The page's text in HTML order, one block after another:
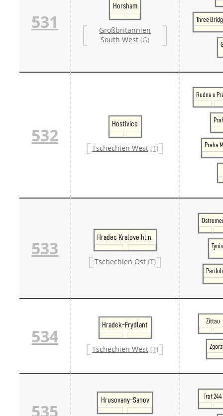
531
Horsham
Großbritannien
South West (G)
Three
532
Hostivice
Tschechien West (T)
Rudna u
Praha
533
Hradec Kralove hl.n.
Tschechien Ost (T)
534
Hradek-Frydlant
Tschechien West (T)
Zittau
535
Hrusovany-Sanov Trat 244